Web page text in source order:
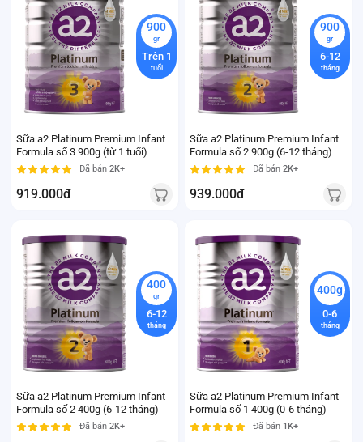
900
gr
Trên 1
tuổi
Sữa a2 Platinum Premium Infant
Formula số 3 900g (từ 1 tuổi)
Đã bán 2K+
919.000đ
900
gr
6-12
tháng
Sữa a2 Platinum Premium Infant
Formula số 2 900g (6-12 tháng)
Đã bán 2K+
939.000đ
400
gr
6-12
tháng
Sữa a2 Platinum Premium Infant
Formula số 2 400g (6-12 tháng)
Đã bán 2K+
400g
0-6
tháng
Sữa a2 Platinum Premium Infant
Formula số 1 400g (0-6 tháng)
Đã bán 1K+